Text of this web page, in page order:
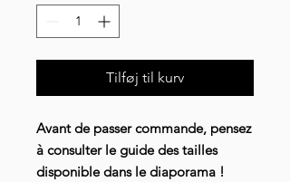
Tilføj til kurv
Avant de passer commande, pensez
à consulter le guide des tailles
disponible dans le diaporama !